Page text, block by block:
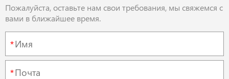
Пожалуйста, оставьте нам свои требования, мы свяжемся с
вами в ближайшее время.
*
*